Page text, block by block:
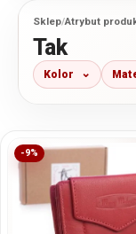
Sklep/Atrybut
Tak
Kolor
-9%